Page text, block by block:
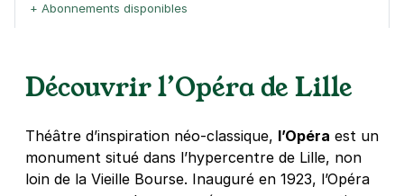
+ Abonnements disponibles
La Madeleine - place Vauban -
Campanile
59110La Madeleine
4,7(433 avis)
2,50 €/heure,17 €/jour,72 €/semaine(tarifs dégressifs)
Découvrir l’Opéra de Lille
Théâtre d’inspiration néo-classique, l’Opéra est un
monument situé dans l’hypercentre de Lille, non
loin de la Vieille Bourse. Inauguré en 1923, l’Opéra